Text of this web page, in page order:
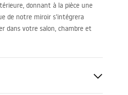
donnant à la pièce une
de notre miroir s’intégrera
dans votre salon, chambre et